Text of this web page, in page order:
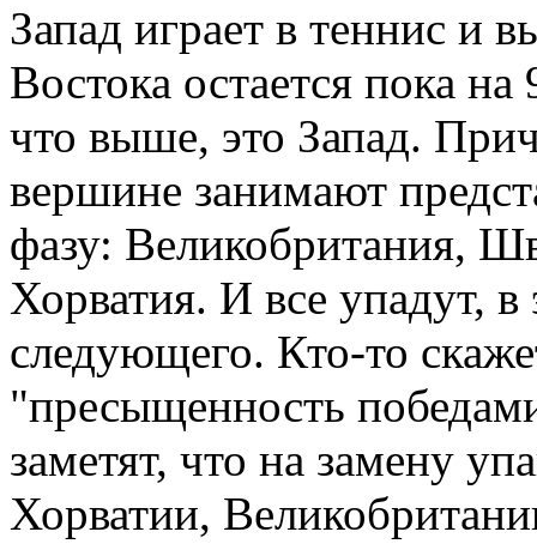
Запад играет в теннис и
Востока остается пока
что выше, это Запад.
вершине занимают
фазу: Великобритания,
Хорватия. И все упадут, в
следующего. Кто-то
"пресыщенность
заметят, что на замену
Хорватии,